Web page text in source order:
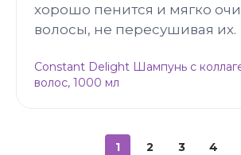
хорошо пенится и мягко
волосы, не пересушивая их.
Constant Delight Шампунь с
волос, 1000 мл
1 2 3 4